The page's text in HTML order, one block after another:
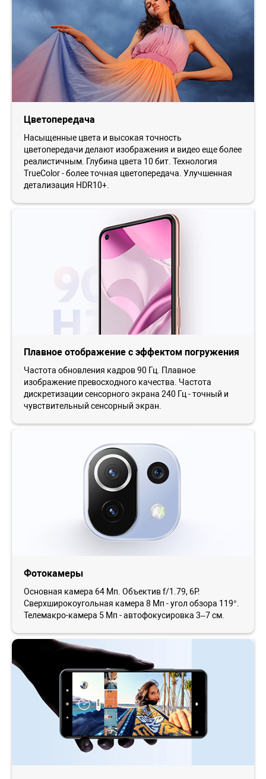
Цветопередача
Насыщенные цвета и высокая точность
цветопередачи делают изображения и видео еще более
реалистичным. Глубина цвета 10 бит. Технология
TrueColor - более точная цветопередача. Улучшенная
детализация HDR10+.
Плавное отображение с эффектом погружения
Частота обновления кадров 90 Гц. Плавное
изображение превосходного качества. Частота
дискретизации сенсорного экрана 240 Гц - точный и
чувствительный сенсорный экран.
Фотокамеры
Основная камера 64 Мп. Объектив f/1.79, 6P.
Сверхширокоугольная камера 8 Мп - угол обзора 119°.
Телемакро-камера 5 Мп - автофокусировка 3–7 см.